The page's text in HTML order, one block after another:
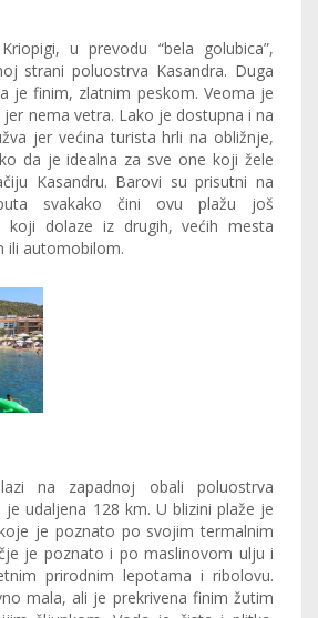
u prevodu “bela golubica”,
strani poluostrva Kasandra. Duga
je finim, zlatnim peskom. Veoma je
nema vetra. Lako je dostupna i na
jer većina turista hrli na obližnje,
da je idealna za sve one koji žele
Kasandru. Barovi su prisutni na
svakako čini ovu plažu još
koji dolaze iz drugih, većih mesta
ili automobilom.
na zapadnoj obali poluostrva
je udaljena 128 km. U blizini plaže je
je poznato po svojim termalnim
je poznato i po maslinovom ulju i
prirodnim lepotama i ribolovu.
mala, ali je prekrivena finim žutim